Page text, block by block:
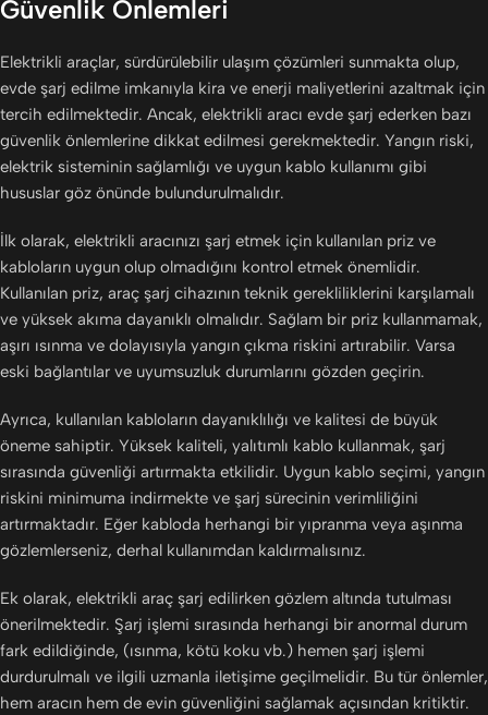
Güvenlik Önlemleri
Elektrikli araçlar, sürdürülebilir ulaşım çözümleri sunmakta olup,
evde şarj edilme imkanıyla kira ve enerji maliyetlerini azaltmak için
tercih edilmektedir. Ancak, elektrikli aracı evde şarj ederken bazı
güvenlik önlemlerine dikkat edilmesi gerekmektedir. Yangın riski,
elektrik sisteminin sağlamlığı ve uygun kablo kullanımı gibi
hususlar göz önünde bulundurulmalıdır.
İlk olarak, elektrikli aracınızı şarj etmek için kullanılan priz ve
kabloların uygun olup olmadığını kontrol etmek önemlidir.
Kullanılan priz, araç şarj cihazının teknik gerekliliklerini karşılamalı
ve yüksek akıma dayanıklı olmalıdır. Sağlam bir priz kullanmamak,
aşırı ısınma ve dolayısıyla yangın çıkma riskini artırabilir. Varsa
eski bağlantılar ve uyumsuzluk durumlarını gözden geçirin.
Ayrıca, kullanılan kabloların dayanıklılığı ve kalitesi de büyük
öneme sahiptir. Yüksek kaliteli, yalıtımlı kablo kullanmak, şarj
sırasında güvenliği artırmakta etkilidir. Uygun kablo seçimi, yangın
riskini minimuma indirmekte ve şarj sürecinin verimliliğini
artırmaktadır. Eğer kabloda herhangi bir yıpranma veya aşınma
gözlemlerseniz, derhal kullanımdan kaldırmalısınız.
Ek olarak, elektrikli araç şarj edilirken gözlem altında tutulması
önerilmektedir. Şarj işlemi sırasında herhangi bir anormal durum
fark edildiğinde, (ısınma, kötü koku vb.) hemen şarj işlemi
durdurulmalı ve ilgili uzmanla iletişime geçilmelidir. Bu tür önlemler,
hem aracın hem de evin güvenliğini sağlamak açısından kritiktir.